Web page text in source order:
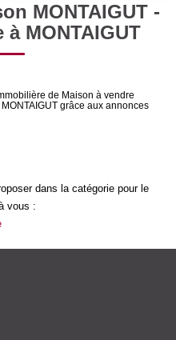
Surface min
MONTAIGUT -
MONTAIGUT
de Maison à vendre
grâce aux annonces
dans la catégorie pour le
vous :